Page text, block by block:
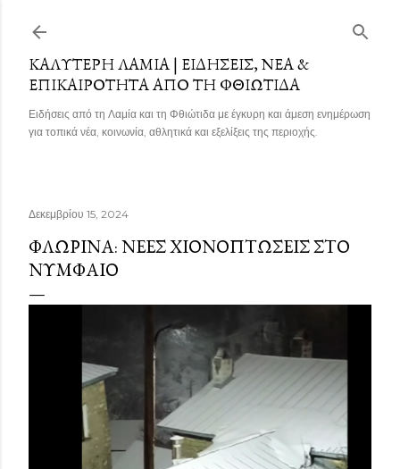
ΚΑΛΎΤΕΡΗ ΛΑΜΊΑ | ΕΙΔΉΣΕΙΣ, ΝΈΑ &
ΕΠΙΚΑΙΡΌΤΗΤΑ ΑΠΌ ΤΗ ΦΘΙΏΤΙΔΑ
Ειδήσεις από τη Λαμία και τη Φθιώτιδα με έγκυρη και άμεση ενημέρωση
για τοπικά νέα, κοινωνία, αθλητικά και εξελίξεις της περιοχής.
Δεκεμβρίου 15, 2024
ΦΛΏΡΙΝΑ: ΝΈΕΣ ΧΙΟΝΟΠΤΏΣΕΙΣ ΣΤΟ
ΝΥΜΦΑΊΟ